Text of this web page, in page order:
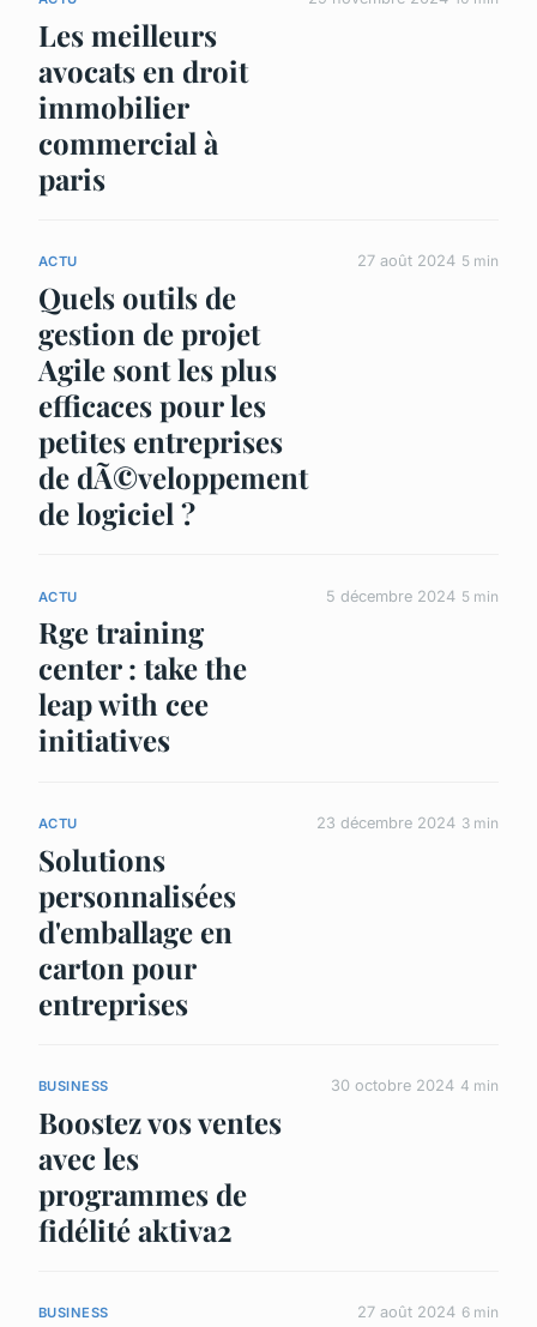
Les meilleurs
avocats en droit
immobilier
commercial à
paris
ACTU
Quels outils de
gestion de projet
Agile sont les plus
efficaces pour les
petites entreprises
de dÃ©veloppement
de logiciel ?
27 août 2024 5 min
ACTU
Rge training
center : take the
leap with cee
initiatives
5 décembre 2024 5 min
ACTU
Solutions
personnalisées
d'emballage en
carton pour
entreprises
23 décembre 2024 3 min
BUSINESS
Boostez vos ventes
avec les
programmes de
fidélité aktiva2
30 octobre 2024 4 min
BUSINESS 27 août 2024 6 min